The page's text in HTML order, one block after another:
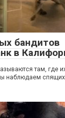
бандитов
в
там, где
наблюдаем спящих